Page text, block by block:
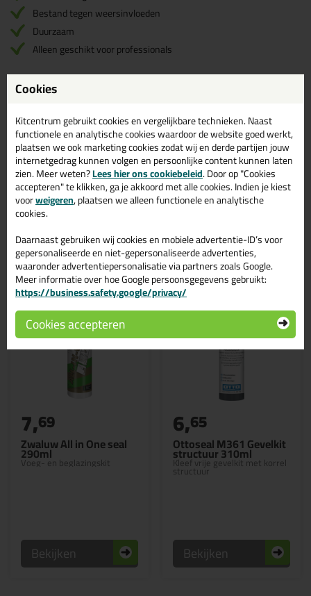
Bestand tegen weersinvloeden
Duurzaam
Alleen geschikt voor professionals
Omschrijving
Reviews voor:Sikasil WS-200 600ml
Er zijn nog geen reviews geschreven voor Sikasil WS-200 600ml.
Schrijf als eerste een review!
Gerelateerde producten
Zwaluw All in One seal
290ml
Voeg- en beglazingskit
7,69
Bekijken
Ottoseal M361 Gevelkit
structuur 310ml
Kleef vrije gevelkit met korrel
structuur
6,65
Bekijken
Cookies
Kitcentrum gebruikt cookies en vergelijkbare technieken. Naast
functionele en analytische cookies waardoor de website goed werkt,
plaatsen we ook marketing cookies zodat wij en derde partijen jouw
internetgedrag kunnen volgen en persoonlijke content kunnen laten
zien. Meer weten?Lees hier ons cookiebeleid. Door op "Cookies
accepteren" te klikken, ga je akkoord met alle cookies. Indien je kiest
voorweigeren, plaatsen we alleen functionele en analytische
cookies.
Daarnaast gebruiken wij cookies en mobiele advertentie-ID’s voor
gepersonaliseerde en niet-gepersonaliseerde advertenties,
waaronder advertentiepersonalisatie via partners zoals Google.
Meer informatie over hoe Google persoonsgegevens gebruikt:
https://business.safety.google/privacy/
Cookies accepteren